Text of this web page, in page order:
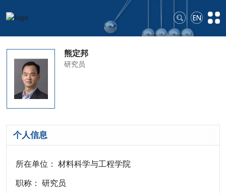
熊定邦
研究员
个人信息
所在单位： 材料科学与工程学院
职称： 研究员